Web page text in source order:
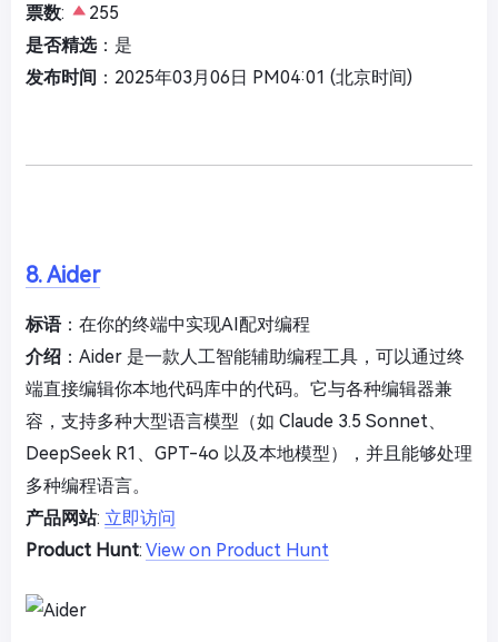
票数:
255
是否精选：是
发布时间 ：2025年03月06日 PM04:01 (北京时间)
8. Aider
标语：在你的终端中实现AI配对编程
介绍 ：Aider 是一款人工智能辅助编程工具，可以通过终
端直接编辑你本地代码库中的代码。它与各种编辑器兼
容，支持多种大型语言模型（如 Claude 3.5 Sonnet、
DeepSeek R1、GPT-4o 以及本地模型），并且能够处理
多种编程语言。
产品网站: 立即访问
Product Hunt: View on Product Hunt